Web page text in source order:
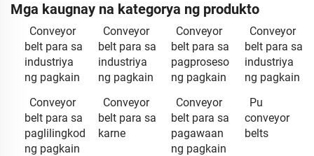
Mga kaugnay na kategorya ng produkto
Conveyor
belt para sa
industriya
ng pagkain
Conveyor
belt para sa
industriya
ng pagkain
Conveyor
belt para sa
pagproseso
ng pagkain
Conveyor
belt para sa
industriya
ng pagkain
Conveyor
belt para sa
paglilingkod
ng pagkain
Conveyor
belt para sa
karne
Conveyor
belt para sa
pagawaan
ng pagkain
Pu
conveyor
belts